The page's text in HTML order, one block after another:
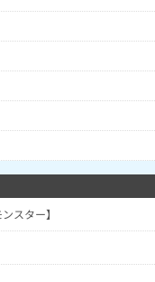
スター】